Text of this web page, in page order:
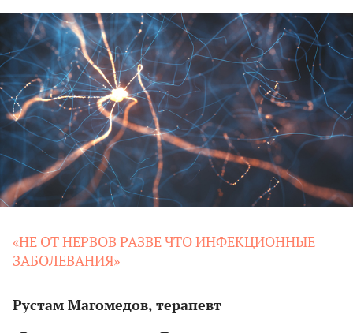
«НЕ ОТ НЕРВОВ РАЗВЕ ЧТО ИНФЕКЦИОННЫЕ
ЗАБОЛЕВАНИЯ»
Рустам Магомедов, терапевт